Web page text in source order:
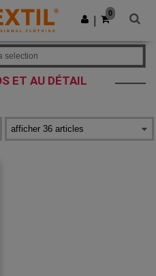
Obtenir l'appli
0
ET AU DÉTAIL
selection